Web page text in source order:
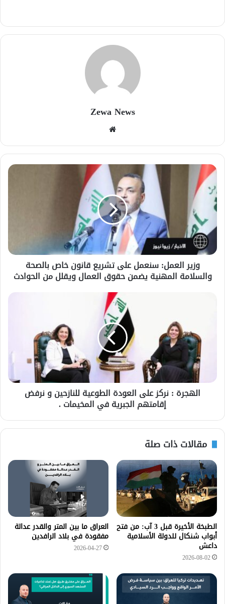
Zewa News
وزير العمل: سنعمل على تشريع قانون خاص بالصحة
والسلامة المهنية يضمن حقوق العمال ويقلل من الحوادث
الهجرة : نركز على العودة الطوعية للنازحين و نرفض
إقامتهم الجبرية في المخيمات .
مقالات ذات صلة
الطبخة الأخيرة قبل 3 آب: من فتح
أبواب شنكال للدولة الأسلامية
داعش
2026-08-02
العراق ما بين المتر والقدر عدالة
مفقودة في بلاد الرافدين
2026-04-27